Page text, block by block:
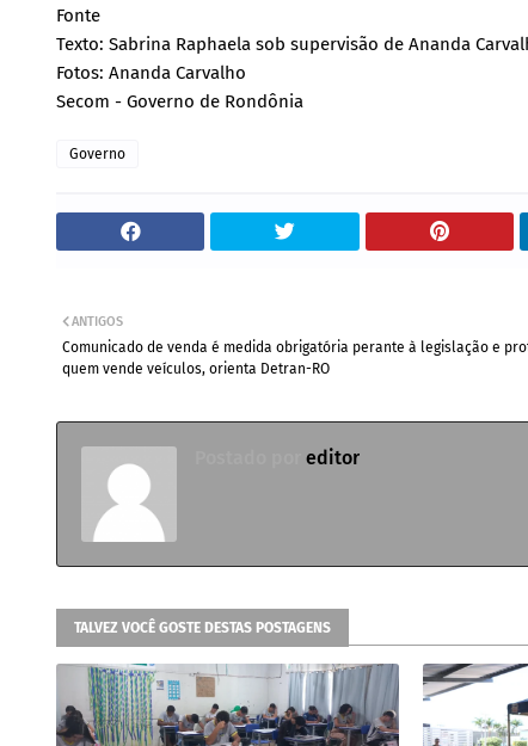
Fonte
Texto: Sabrina Raphaela sob supervisão de Ananda
Fotos: Ananda Carvalho
Secom - Governo de Rondônia
Governo
ANTIGOS
Comunicado de venda é medida obrigatória perante à legislação e
quem vende veículos, orienta Detran-RO
editor
TALVEZ VOCÊ GOSTE DESTAS POSTAGENS